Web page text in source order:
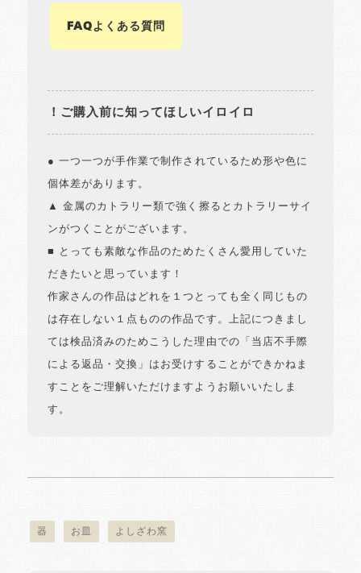
FAQよくある質問
！ご購入前に知ってほしいイロイロ
● 一つ一つが手作業で制作されているため形や色に
個体差があります。
▲ 金属のカトラリー類で強く擦るとカトラリーサイ
ンがつくことがございます。
■ とっても素敵な作品のためたくさん愛用していた
だきたいと思っています！
作家さんの作品はどれを１つとっても全く同じもの
は存在しない１点ものの作品です。上記につきまし
ては検品済みのためこうした理由での「当店不手際
による返品・交換」はお受けすることができかねま
すことをご理解いただけますようお願いいたしま
す。
器 お皿 よしざわ窯